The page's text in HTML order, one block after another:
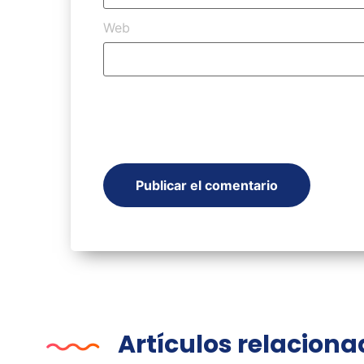
Web
Artículos